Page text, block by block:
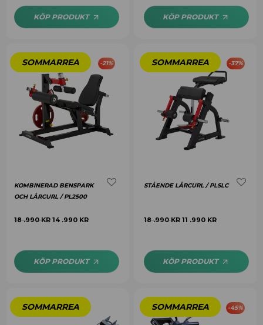
KÖP PRODUKT KÖP PRODUKT
-21%
KOMBINERAD BENSPARK
OCH LÅRCURL / PL2500
18 .990KR 14 .990 KR
KÖP PRODUKT
-37%
STÅENDE LÅRCURL / PLSLC
18 .990KR 11 .990 KR
KÖP PRODUKT
-45%